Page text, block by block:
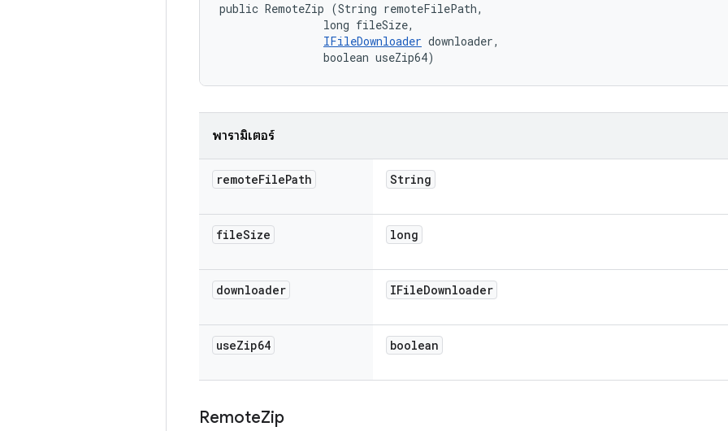
public RemoteZip (String remoteFilePath,
                long fileSize,
IFileDownloader downloader,
                boolean useZip64)
พารามิเตอร์
remoteFilePath String
fileSize long
downloader IFileDownloader
useZip64 boolean
RemoteZip